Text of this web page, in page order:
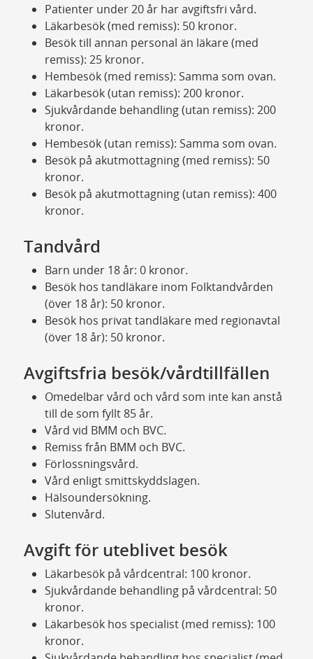
Patienter under 20 år har avgiftsfri vård.
Läkarbesök (med remiss): 50 kronor.
Besök till annan personal än läkare (med
remiss): 25 kronor.
Hembesök (med remiss): Samma som ovan.
Läkarbesök (utan remiss): 200 kronor.
Sjukvårdande behandling (utan remiss): 200
kronor.
Hembesök (utan remiss): Samma som ovan.
Besök på akutmottagning (med remiss): 50
kronor.
Besök på akutmottagning (utan remiss): 400
kronor.
Tandvård
Barn under 18 år: 0 kronor.
Besök hos tandläkare inom Folktandvården
(över 18 år): 50 kronor.
Besök hos privat tandläkare med regionavtal
(över 18 år): 50 kronor.
Avgiftsfria besök/vårdtillfällen
Omedelbar vård och vård som inte kan anstå
till de som fyllt 85 år.
Vård vid BMM och BVC.
Remiss från BMM och BVC.
Förlossningsvård.
Vård enligt smittskyddslagen.
Hälsoundersökning.
Slutenvård.
Avgift för uteblivet besök
Läkarbesök på vårdcentral: 100 kronor.
Sjukvårdande behandling på vårdcentral: 50
kronor.
Läkarbesök hos specialist (med remiss): 100
kronor.